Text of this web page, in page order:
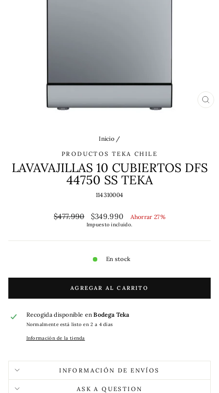
Inicio /
PRODUCTOS TEKA CHILE
LAVAVAJILLAS 10 CUBIERTOS DFS
44750 SS TEKA
114310004
Precio
habitual
$477.990
Precio
de
oferta
$349.990 Ahorrar 27%
Impuesto incluido.
En stock
AGREGAR AL CARRITO
Recogida disponible enBodega Teka
Normalmente está listo en 2 a 4 días
Información de la tienda
INFORMACIÓN DE ENVÍOS
ASK A QUESTION